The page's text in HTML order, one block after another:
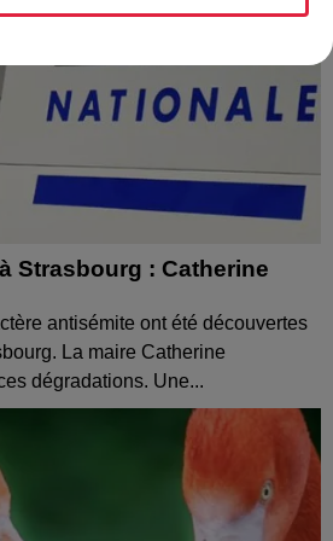
Strasbourg : Catherine
antisémite ont été découvertes
La maire Catherine
dégradations. Une...